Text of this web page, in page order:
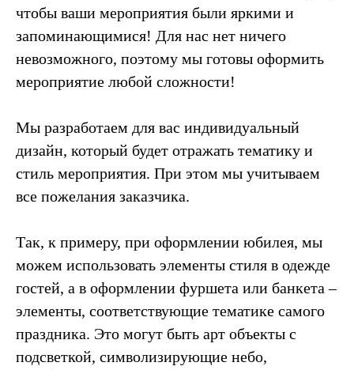
чтобы ваши мероприятия были яркими и
запоминающимися! Для нас нет ничего
невозможного, поэтому мы готовы оформить
мероприятие любой сложности!
Мы разработаем для вас индивидуальный
дизайн, который будет отражать тематику и
стиль мероприятия. При этом мы учитываем
все пожелания заказчика.
Так, к примеру, при оформлении юбилея, мы
можем использовать элементы стиля в одежде
гостей, а в оформлении фуршета или банкета –
элементы, соответствующие тематике самого
праздника. Это могут быть арт объекты с
подсветкой, символизирующие небо,